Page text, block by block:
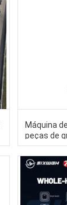
Máquina
peças de
verificador